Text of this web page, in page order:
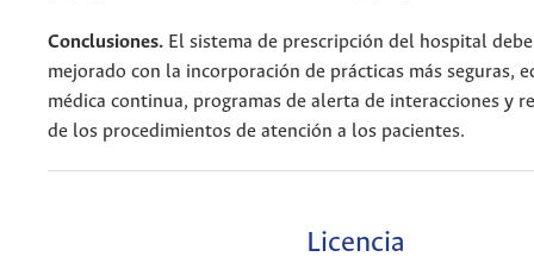
Conclusiones. El sistema de prescripción del hospital
mejorado con la incorporación de prácticas más seguras,
médica continua, programas de alerta de interacciones y
de los procedimientos de atención a los pacientes.
Licencia